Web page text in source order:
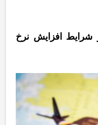
افزایش نرخ